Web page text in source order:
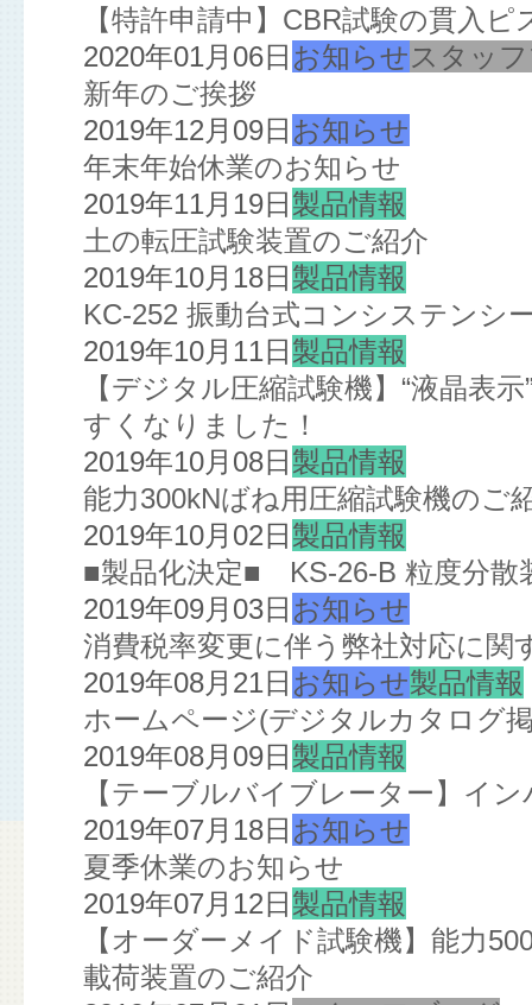
【特許申請中】CBR試験の貫入ピ
2020年01月06日 お知らせ スタッ
新年のご挨拶
2019年12月09日 お知らせ
年末年始休業のお知らせ
2019年11月19日 製品情報
土の転圧試験装置のご紹介
2019年10月18日 製品情報
KC-252 振動台式コンシステンシ
2019年10月11日 製品情報
【デジタル圧縮試験機】“液晶表
すくなりました！
2019年10月08日 製品情報
能力300kNばね用圧縮試験機のご
2019年10月02日 製品情報
■製品化決定■ KS-26-B 粒度分
2019年09月03日 お知らせ
消費税率変更に伴う弊社対応に関
2019年08月21日 お知らせ製品情報
ホームページ(デジタルカタログ
2019年08月09日 製品情報
【テーブルバイブレーター】イ
2019年07月18日 お知らせ
夏季休業のお知らせ
2019年07月12日 製品情報
【オーダーメイド試験機】能力
載荷装置のご紹介